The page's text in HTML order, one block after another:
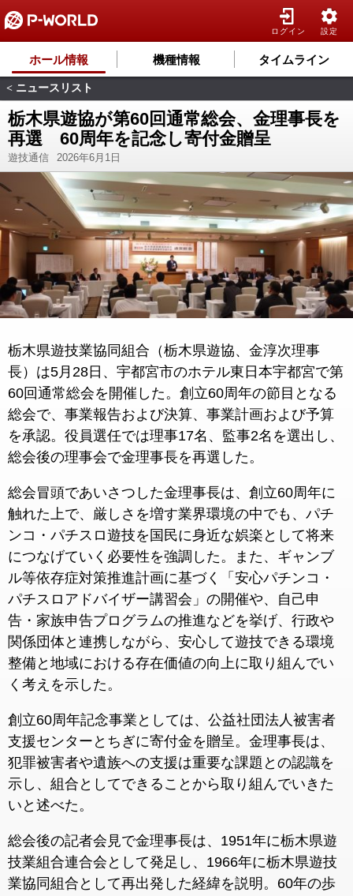
ログイン 設定
ホール情報 機種情報 タイムライン
< ニュースリスト
栃木県遊協が第60回通常総会、金理事長を
再選 60周年を記念し寄付金贈呈
遊技通信 2026年6月1日
栃木県遊技業協同組合（栃木県遊協、金淳次理事
長）は5月28日、宇都宮市のホテル東日本宇都宮で第
60回通常総会を開催した。創立60周年の節目となる
総会で、事業報告および決算、事業計画および予算
を承認。役員選任では理事17名、監事2名を選出し、
総会後の理事会で金理事長を再選した。
総会冒頭であいさつした金理事長は、創立60周年に
触れた上で、厳しさを増す業界環境の中でも、パチ
ンコ・パチスロ遊技を国民に身近な娯楽として将来
につなげていく必要性を強調した。また、ギャンブ
ル等依存症対策推進計画に基づく「安心パチンコ・
パチスロアドバイザー講習会」の開催や、自己申
告・家族申告プログラムの推進などを挙げ、行政や
関係団体と連携しながら、安心して遊技できる環境
整備と地域における存在価値の向上に取り組んでい
く考えを示した。
創立60周年記念事業としては、公益社団法人被害者
支援センターとちぎに寄付金を贈呈。金理事長は、
犯罪被害者や遺族への支援は重要な課題との認識を
示し、組合としてできることから取り組んでいきた
いと述べた。
総会後の記者会見で金理事長は、1951年に栃木県遊
技業組合連合会として発足し、1966年に栃木県遊技
業協同組合として再出発した経緯を説明。60年の歩